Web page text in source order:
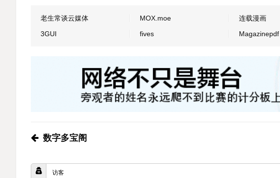
老生常谈云媒体 MOX.moe 连载漫画
3GUI
fives Magazinepdf
数字多宝阁